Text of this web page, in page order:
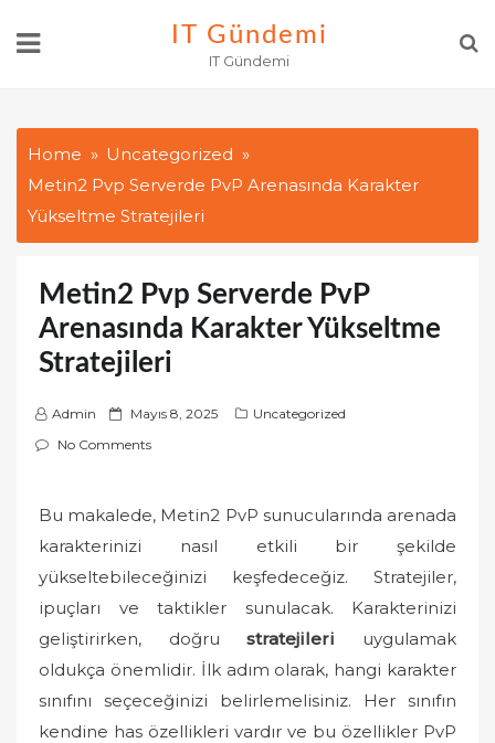
IT Gündemi
IT Gündemi
Home
Uncategorized
Metin2 Pvp Serverde PvP Arenasında Karakter
Yükseltme Stratejileri
Metin2 Pvp Serverde PvP
Arenasında Karakter Yükseltme
Stratejileri
Admin
P
o
e
d
o
Mayıs 8, 2025
Uncategorized
No Comments
Bu makalede, Metin2 PvP sunucularında arenada
karakterinizi nasıl etkili bir şekilde
yükseltebileceğinizi keşfedeceğiz. Stratejiler,
ipuçları ve taktikler sunulacak. Karakterinizi
geliştirirken, doğrustratejileri uygulamak
oldukça önemlidir. İlk adım olarak, hangi karakter
sınıfını seçeceğinizi belirlemelisiniz. Her sınıfın
kendine has özellikleri vardır ve bu özellikler PvP